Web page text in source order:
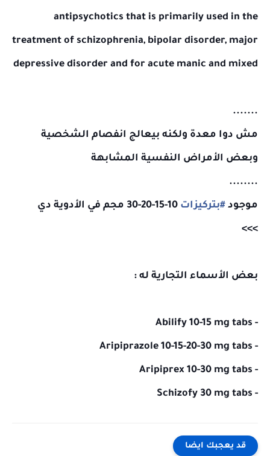
antipsychotics that is primarily used in the
treatment of schizophrenia, bipolar disorder, major
depressive disorder and for acute manic and mixed
.......
مش دوا معدة ولكنه بيعالج انفصام الشخصية
وبعض الأمراض النفسية المشابهة
........
موجود #بتركيزات
>>>
بعض الأسماء التجارية له :
- Abilify 10-15 mg tabs
- Aripiprazole 10-15-20-30 mg tabs
- Aripiprex 10-30 mg tabs
- Schizofy 30 mg tabs
قد يعجبك ايضا